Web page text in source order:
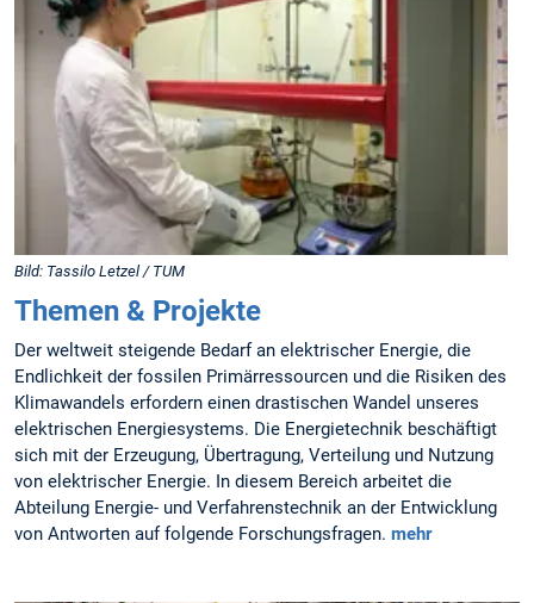
Bild: Tassilo Letzel / TUM
Themen & Projekte
Der weltweit steigende Bedarf an elektrischer Energie, die
Endlichkeit der fossilen Primärressourcen und die Risiken des
Klimawandels erfordern einen drastischen Wandel unseres
elektrischen Energiesystems. Die Energietechnik beschäftigt
sich mit der Erzeugung, Übertragung, Verteilung und Nutzung
von elektrischer Energie. In diesem Bereich arbeitet die
Abteilung Energie- und Verfahrenstechnik an der Entwicklung
von Antworten auf folgende Forschungsfragen. mehr